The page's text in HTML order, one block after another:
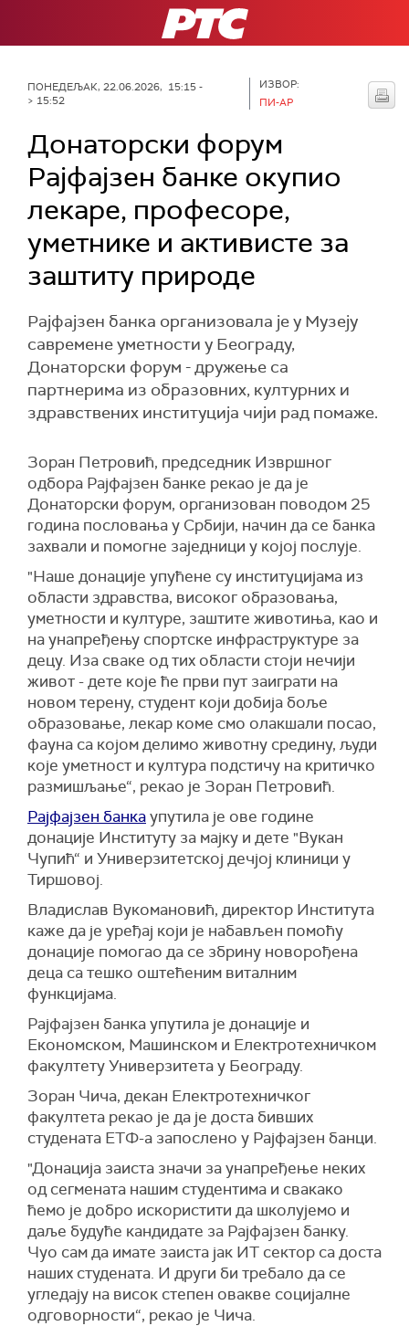
РТС
ПОНЕДЕЉАК, 22.06.2026, 15:15 -
> 15:52
ИЗВОР:
ПИ-АР
Донаторски форум
Рајфајзен банке окупио
лекаре, професоре,
уметнике и активисте за
заштиту природе
Рајфајзен банка организовала је у Музеју
савремене уметности у Београду,
Донаторски форум - дружење са
партнерима из образовних, културних и
здравствених институција чији рад помаже.
Зоран Петровић, председник Извршног
одбора Рајфајзен банке рекао је да је
Донаторски форум, организован поводом 25
година пословања у Србији, начин да се банка
захвали и помогне заједници у којој послује.
"Наше донације упућене су институцијама из
области здравства, високог образовања,
уметности и културе, заштите животиња, као и
на унапређењу спортске инфраструктуре за
децу. Иза сваке од тих области стоји нечији
живот - дете које ће први пут заиграти на
новом терену, студент који добија боље
образовање, лекар коме смо олакшали посао,
фауна са којом делимо животну средину, људи
које уметност и култура подстичу на критичко
размишљање“, рекао је Зоран Петровић.
Рајфајзен банкаупутила је ове године
донације Институту за мајку и дете "Вукан
Чупић“ и Универзитетској дечјој клиници у
Тиршовој.
Владислав Вукомановић, директор Института
каже да је уређај који је набављен помоћу
донације помогао да се збрину новорођена
деца са тешко оштећеним виталним
функцијама.
Рајфајзен банка упутила је донације и
Економском, Машинском и Електротехничком
факултету Универзитета у Београду.
Зоран Чича, декан Електротехничког
факултета рекао је да је доста бивших
студената ЕТФ-а запослено у Рајфајзен банци.
"Донација заиста значи за унапређење неких
од сегмената нашим студентима и свакако
ћемо је добро искористити да школујемо и
даље будуће кандидате за Рајфајзен банку.
Чуо сам да имате заиста јак ИТ сектор са доста
наших студената. И други би требало да се
угледају на висок степен овакве социјалне
одговорности“, рекао је Чича.